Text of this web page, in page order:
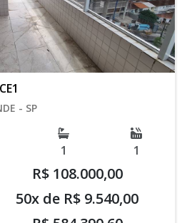
- SP
1 1
R$ 108.000,00
50x de R$ 9.540,00